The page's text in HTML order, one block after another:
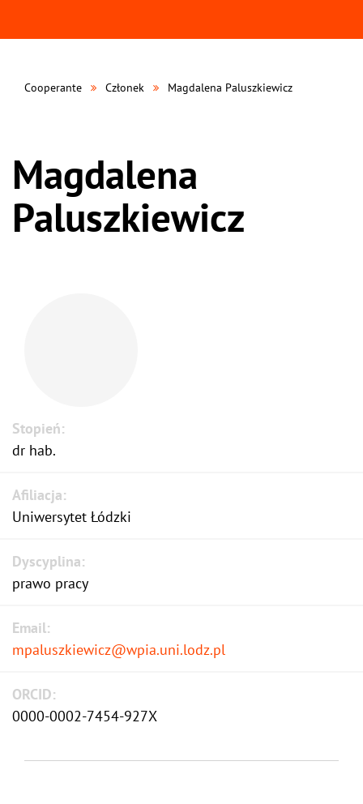
Cooperante Członek Magdalena Paluszkiewicz
Magdalena
Paluszkiewicz
Stopień:
dr hab.
Afiliacja:
Uniwersytet Łódzki
Dyscyplina:
prawo pracy
Email:
mpaluszkiewicz@wpia.uni.lodz.pl
ORCID:
0000-0002-7454-927X